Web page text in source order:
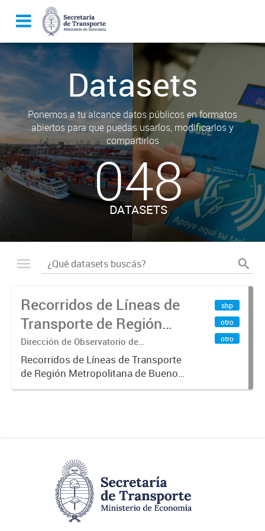
Datasets
Ponemos a tu alcance datos públicos en formatos
abiertos para que puedas usarlos, modificarlos y
compartirlos
048
DATASETS
Recorridos de Líneas de
Transporte de Región
Metropolitana de
Buenos Aires (RMBA)
Dirección de Observatorio de
Transporte, Estudio y Sistemas
Recorridos de Líneas de Transporte
de Región Metropolitana de Buenos
Aires (RMBA).-
shp
otro
otro